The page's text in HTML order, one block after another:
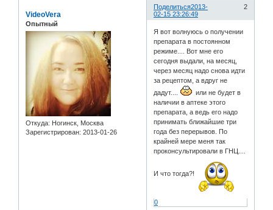
Поделиться 2
2013-
02-15 23:26:49
VideoVera
Опытный
Откуда: Ногинск, Москва
Зарегистрирован: 2013-01-26
Я вот волнуюсь о получении
препарата в постоянном
режиме.... Вот мне его
сегодня выдали, на месяц,
через месяц надо снова идти
за рецептом, а вдруг не
дадут....
или не будет в
наличии в аптеке этого
препарата, а ведь его надо
принимать ближайшие три
года без перерывов. По
крайней мере меня так
проконсультировали в ГНЦ....
И что тогда?!
0